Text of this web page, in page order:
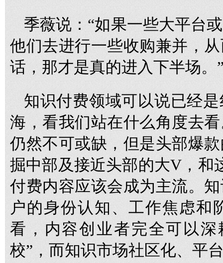
季薇说：“如果一些大平台
他们去进行一些收购兼并，
话，那才是真的进入下半场。
知识付费领域可以说已经
海，看我们站在什么角度去
仍然不可或缺，但是头部爆
掘中部及接近头部的大V，和
付费内容应该会成为主流。
户的身份认知、工作焦虑和
看，内容创业者完全可以
校”，而知识市场社区化、平